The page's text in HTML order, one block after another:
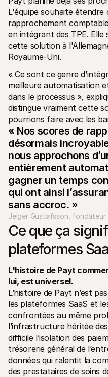
L'équipe souhaite
rapprochement
en intégrant des TPE.
cette solution à
Royaume-Uni.
« Ce sont ce genre
meilleure automatisation
dans le processus »,
distingue vraiment cette
pourrions faire avec les
« Nos scores de
désormais
nous approchons
entièrement
gagner un temps
qui ont ainsi
sans accroc. »
Jelger Gustafsson, fondateur
Ce que ça
plateformes
L'histoire de Payt
lui, est universel.
L’histoire de Payt n’est
les plateformes SaaS et
confrontées au même
l’infrastructure héritée
difficile l’isolation des
trésorerie général de
données qui ralentit la
des prestataires de soins